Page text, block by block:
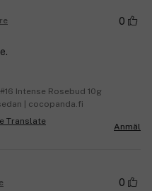
0
Intense Rosebud 10g
| cocopanda.fi
Anmäl
0